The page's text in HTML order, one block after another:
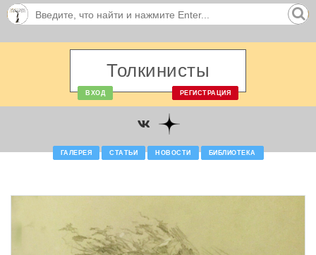
Толкинисты
ВХОД РЕГИСТРАЦИЯ
ГАЛЕРЕЯ СТАТЬИ НОВОСТИ БИБЛИОТЕКА